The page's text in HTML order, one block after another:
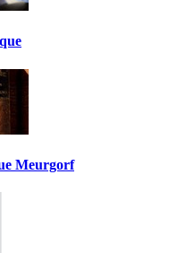
Meurgorf